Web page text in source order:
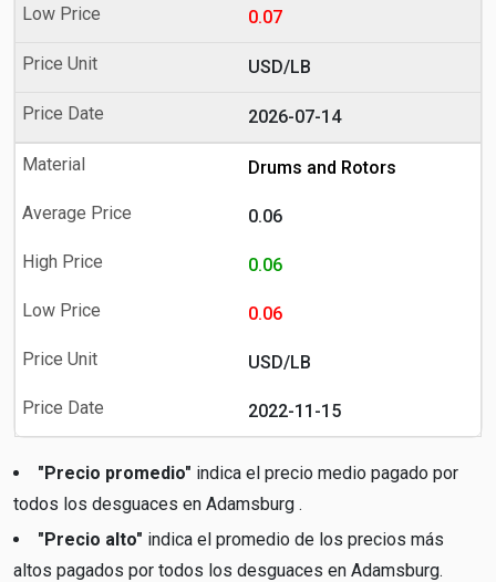
0.07
USD/LB
2026-07-14
Drums and Rotors
0.06
0.06
0.06
USD/LB
2022-11-15
"Precio promedio" indica el precio medio pagado por
todos los desguaces en Adamsburg .
"Precio alto" indica el promedio de los precios más
altos pagados por todos los desguaces en Adamsburg.